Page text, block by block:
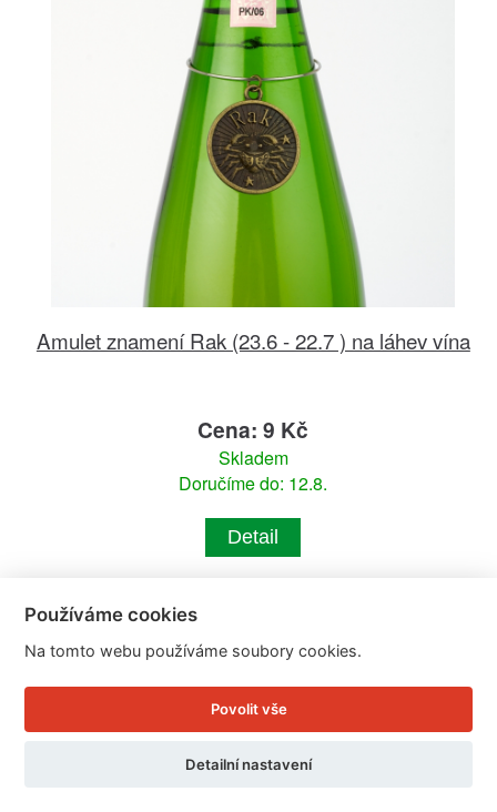
Amulet znamení Rak (23.6 - 22.7 ) na láhev vína
Cena: 9 Kč
Skladem
Doručíme do: 12.8.
Detail
Používáme cookies
Na tomto webu používáme soubory cookies.
Povolit vše
Detailní nastavení